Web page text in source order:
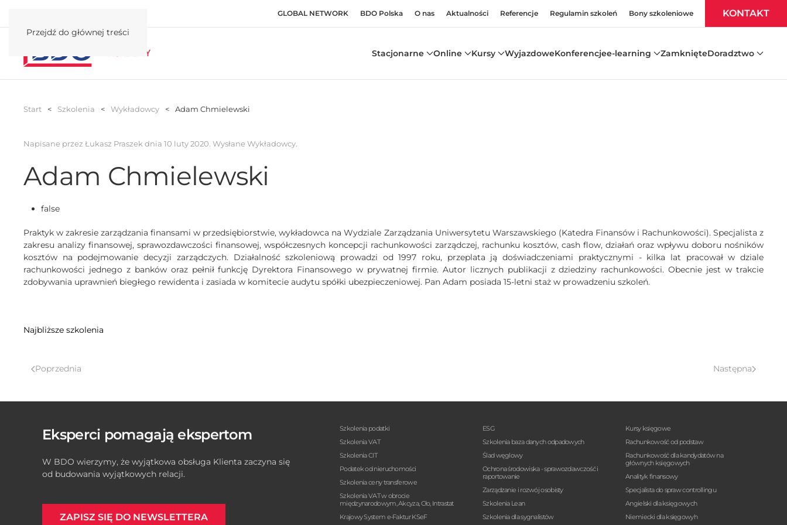
Przejdź do głównej treści
GLOBAL NETWORK BDO Polska O nas Aktualności Referencje Regulamin szkoleń Bony szkoleniowe KONTAKT
Stacjonarne Online Kursy WyjazdoweKonferencjee-learning ZamknięteDoradztwo
Start Szkolenia Wykładowcy Adam Chmielewski
Napisane przez Łukasz Praszek dnia 10 luty 2020. Wysłane Wykładowcy.
Adam Chmielewski
false
Praktyk w zakresie zarządzania finansami w przedsiębiorstwie, wykładowca na Wydziale Zarządzania Uniwersytetu Warszawskiego (Katedra Finansów i Rachunkowości). Specjalista z
zakresu analizy finansowej, sprawozdawczości finansowej, współczesnych koncepcji rachunkowości zarządczej, rachunku kosztów, cash flow, działań oraz wpływu doboru nośników
kosztów na podejmowanie decyzji zarządczych. Działalność szkoleniową prowadzi od 1997 roku, przeplata ją doświadczeniami praktycznymi - kilka lat pracował w dziale
rachunkowości jednego z banków oraz pełnił funkcję Dyrektora Finansowego w prywatnej firmie. Autor licznych publikacji z dziedziny rachunkowości. Obecnie jest w trakcie
zdobywania uprawnień biegłego rewidenta i zasiada w komitecie audytu spółki ubezpieczeniowej. Pan Adam posiada 15-letni staż w prowadzeniu szkoleń.
Najbliższe szkolenia
Poprzednia Następna
Eksperci pomagają ekspertom
W BDO wierzymy, że wyjątkowa obsługa Klienta zaczyna się
od budowania wyjątkowych relacji.
ZAPISZ SIĘ DO NEWSLETTERA
Szkolenia podatki
Szkolenia VAT
Szkolenia CIT
Podatek od nieruchomości
Szkolenia ceny transferowe
Szkolenia VAT w obrocie
międzynarodowym, Akcyza, Cło, Intrastat
Krajowy System e-Faktur KSeF
ESG
Szkolenia baza danych odpadowych
Ślad węglowy
Ochrona środowiska - sprawozdawczość i
raportowanie
Zarządzanie i rozwój osobisty
Szkolenia Lean
Szkolenia dla sygnalistów
Kursy księgowe
Rachunkowość od podstaw
Rachunkowość dla kandydatów na
głównych księgowych
Analityk finansowy
Specjalista do spraw controllingu
Angielski dla księgowych
Niemiecki dla księgowyh